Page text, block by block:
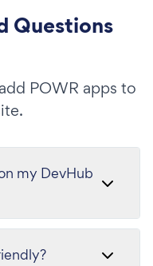
Questions
POWR apps to
my DevHub